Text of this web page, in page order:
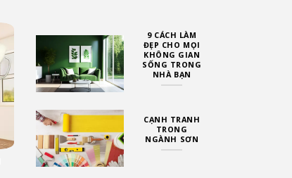
9 CÁCH LÀM
ĐẸP CHO MỌI
KHÔNG GIAN
SỐNG TRONG
NHÀ BẠN
CẠNH TRANH
TRONG
NGÀNH SƠN